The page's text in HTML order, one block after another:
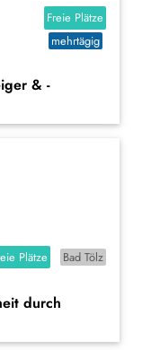
Freie Plätze
mehrtägig
& -
Plätze
Bad Tölz
durch